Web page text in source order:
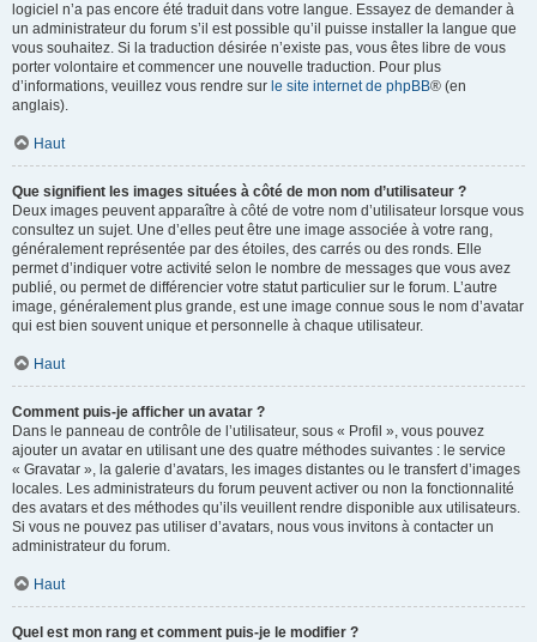
logiciel n’a pas encore été traduit dans votre langue. Essayez de demander à
un administrateur du forum s’il est possible qu’il puisse installer la langue que
vous souhaitez. Si la traduction désirée n’existe pas, vous êtes libre de vous
porter volontaire et commencer une nouvelle traduction. Pour plus
d’informations, veuillez vous rendre sur le site internet de phpBB® (en
anglais).
Haut
Que signifient les images situées à côté de mon nom d’utilisateur ?
Deux images peuvent apparaître à côté de votre nom d’utilisateur lorsque vous
consultez un sujet. Une d’elles peut être une image associée à votre rang,
généralement représentée par des étoiles, des carrés ou des ronds. Elle
permet d’indiquer votre activité selon le nombre de messages que vous avez
publié, ou permet de différencier votre statut particulier sur le forum. L’autre
image, généralement plus grande, est une image connue sous le nom d’avatar
qui est bien souvent unique et personnelle à chaque utilisateur.
Haut
Comment puis-je afficher un avatar ?
Dans le panneau de contrôle de l’utilisateur, sous « Profil », vous pouvez
ajouter un avatar en utilisant une des quatre méthodes suivantes : le service
« Gravatar », la galerie d’avatars, les images distantes ou le transfert d’images
locales. Les administrateurs du forum peuvent activer ou non la fonctionnalité
des avatars et des méthodes qu’ils veuillent rendre disponible aux utilisateurs.
Si vous ne pouvez pas utiliser d’avatars, nous vous invitons à contacter un
administrateur du forum.
Haut
Quel est mon rang et comment puis-je le modifier ?